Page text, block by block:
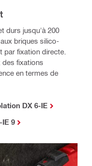
durs jusqu'à 200
briques silico-
par fixation directe.
des fixations
en termes de
DX 6-IE
9